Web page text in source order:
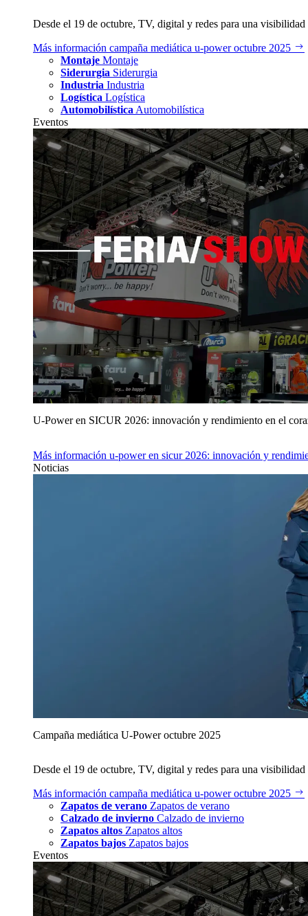
Desde el 19 de octubre, TV, digital y redes para una
Más información campaña mediática u‑power octubre 2025
Montaje Montaje
Siderurgia Siderurgia
Industria Industria
Logística Logística
Automobilística Automobilística
Eventos
U‑Power en SICUR 2026: innovación y rendimiento en el
Más información u‑power en sicur 2026: innovación y
Noticias
Campaña mediática U‑Power octubre 2025
Desde el 19 de octubre, TV, digital y redes para una
Más información campaña mediática u‑power octubre 2025
Zapatos de verano Zapatos de verano
Calzado de invierno Calzado de invierno
Zapatos altos Zapatos altos
Zapatos bajos Zapatos bajos
Eventos